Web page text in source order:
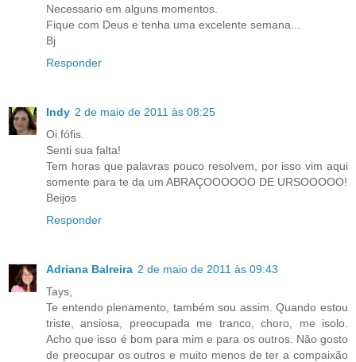
Necessario em alguns momentos.
Fique com Deus e tenha uma excelente semana...
Bj
Responder
Indy 2 de maio de 2011 às 08:25
Oi fófis.
Senti sua falta!
Tem horas que palavras pouco resolvem, por isso vim aqui
somente para te da um ABRAÇOOOOOO DE URSOOOOO!
Beijos
Responder
Adriana Balreira 2 de maio de 2011 às 09:43
Tays,
Te entendo plenamento, também sou assim. Quando estou
triste, ansiosa, preocupada me tranco, choro, me isolo.
Acho que isso é bom para mim e para os outros. Não gosto
de preocupar os outros e muito menos de ter a compaixão